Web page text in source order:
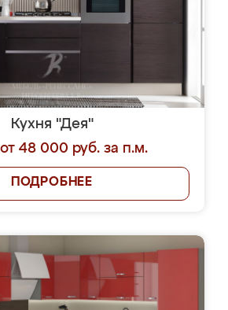
Кухня "Дея"
48 000 руб. за п.м.
ПОДРОБНЕЕ